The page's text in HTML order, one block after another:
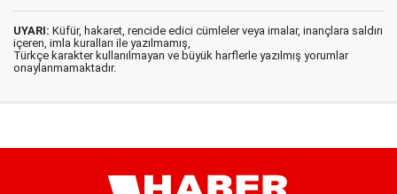
UYARI: Küfür, hakaret, rencide edici cümleler veya imalar, inançlara saldırı
içeren, imla kuralları ile yazılmamış,
Türkçe karakter kullanılmayan ve büyük harflerle yazılmış yorumlar
onaylanmamaktadır.